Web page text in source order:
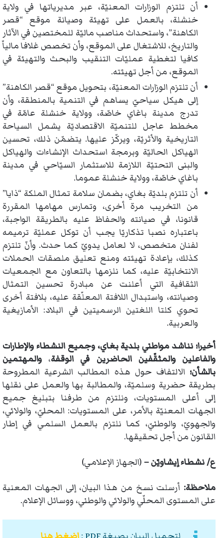
أن تلتزم الوزارات المعنيّة، عبر مديرياتها في ولاية
خنشلة، بالعمل على تهيئة وصيانة موقع “قصر
الكاهنة”، واستحداث مناصب ماليّة للمختصين في الآثار
والتاريخ، للاشتغال على الموقع، وأن تخصص غلافا مالياّ
كافيا لتغطية عمليّات التنقيب والبحث والتهيئة في
الموقع، من أجل تهيئته.
أن تلتزم الوزارات المعنيّة، بتحويل موقع “قصر الكاهنة”
إلى هيكل سياحيّ يساهم في التنمية بالمنطقة، وأن
تدرج مدينة باغاي خاصّة، وولاية خنشلة عامّة في
مخطط عاجل للتنميّة الاقتصاديّة يشمل السياحة
التاريخية والأثريّة، ويركّز عليها. يتضمّن ذلك، تحسين
الهياكل الحاليّة وبرمجة استحداث الإنشاءات والهياكل
والبنى التحتيّة اللازمة للاستثمار السيّاحي في مدينة
باغاي خاصّة، وولاية خنشلة عموما.
أن تلتزم بلديّة بغاي، بضمان سلامة تمثال الملكة “ذايا”
من التخريب مرة أخرى، وتمارس مهامها المقررة
قانونا، في صيانته والحفاظ عليه بالطريقة الواجبة،
باعتباره نصبا تذكاريّا يجب أن توكل عمليّة ترميمه
لفنان متخصص، لا لعامل يدويّ كما حدث. وأنّ تلتزم
كذلك، بإعادة تهيئته ومنع تعليق ملصقات الحملات
الانتخابيّة عليه، كما نلزمها بالتعاون مع الجمعيات
الثقافية التي أعلنت عن مبادرة تحسين التمثال
وصيانته، واستبدال اللافتة المعلّقة عليه، بلافتة أخرى
تحوي كلتا اللغتين الرسميتين في البلاد: الأمازيغية
والعربية.
أخيرا؛ نناشد مواطني بلدية بغاي، وجميع النشطاء والإطارات
والفاعلين والمثقّفين الحاضرين في الوقفة، والمهتمين
بالشأن؛ الالتفاف حول هذه المطالب الشرعية المطروحة
بطريقة حضرية وسلميّة، والمطالبة بها والعمل على نقلها
إلى أعلى المستويات، ونلتزم من طرفنا بتبليغ جميع
الجهات المعنيّة بالأمر، على المستويات: المحليّ، والولائي،
والجهويّ، والوطنيّ، كما نلتزم بالعمل السلمي في إطار
القانون من أجل تحقيقها.
ع/ نشطاء إيشاويّن – (الجهاز الإعلامي)
ملاحظة: أرسلت نسخ من هذا البيان، إلى الجهات المعنية
على المستوى المحلّي والولائي والوطني، ووسائل الإعلام.